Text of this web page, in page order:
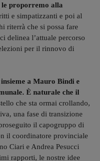
proporremo alla
e simpatizzanti e poi al
riterrà che si possa fare
delinea l’attuale percorso
per il rinnovo di
a Mauro Bindi e
È naturale che il
che sta ormai crollando,
una fase di transizione
il capogruppo di
il coordinatore provinciale
Ciari e Andrea Pesucci
rapporti, le nostre idee